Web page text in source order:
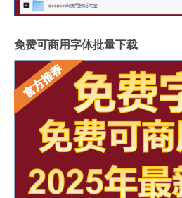
免费可商用字体批量下载